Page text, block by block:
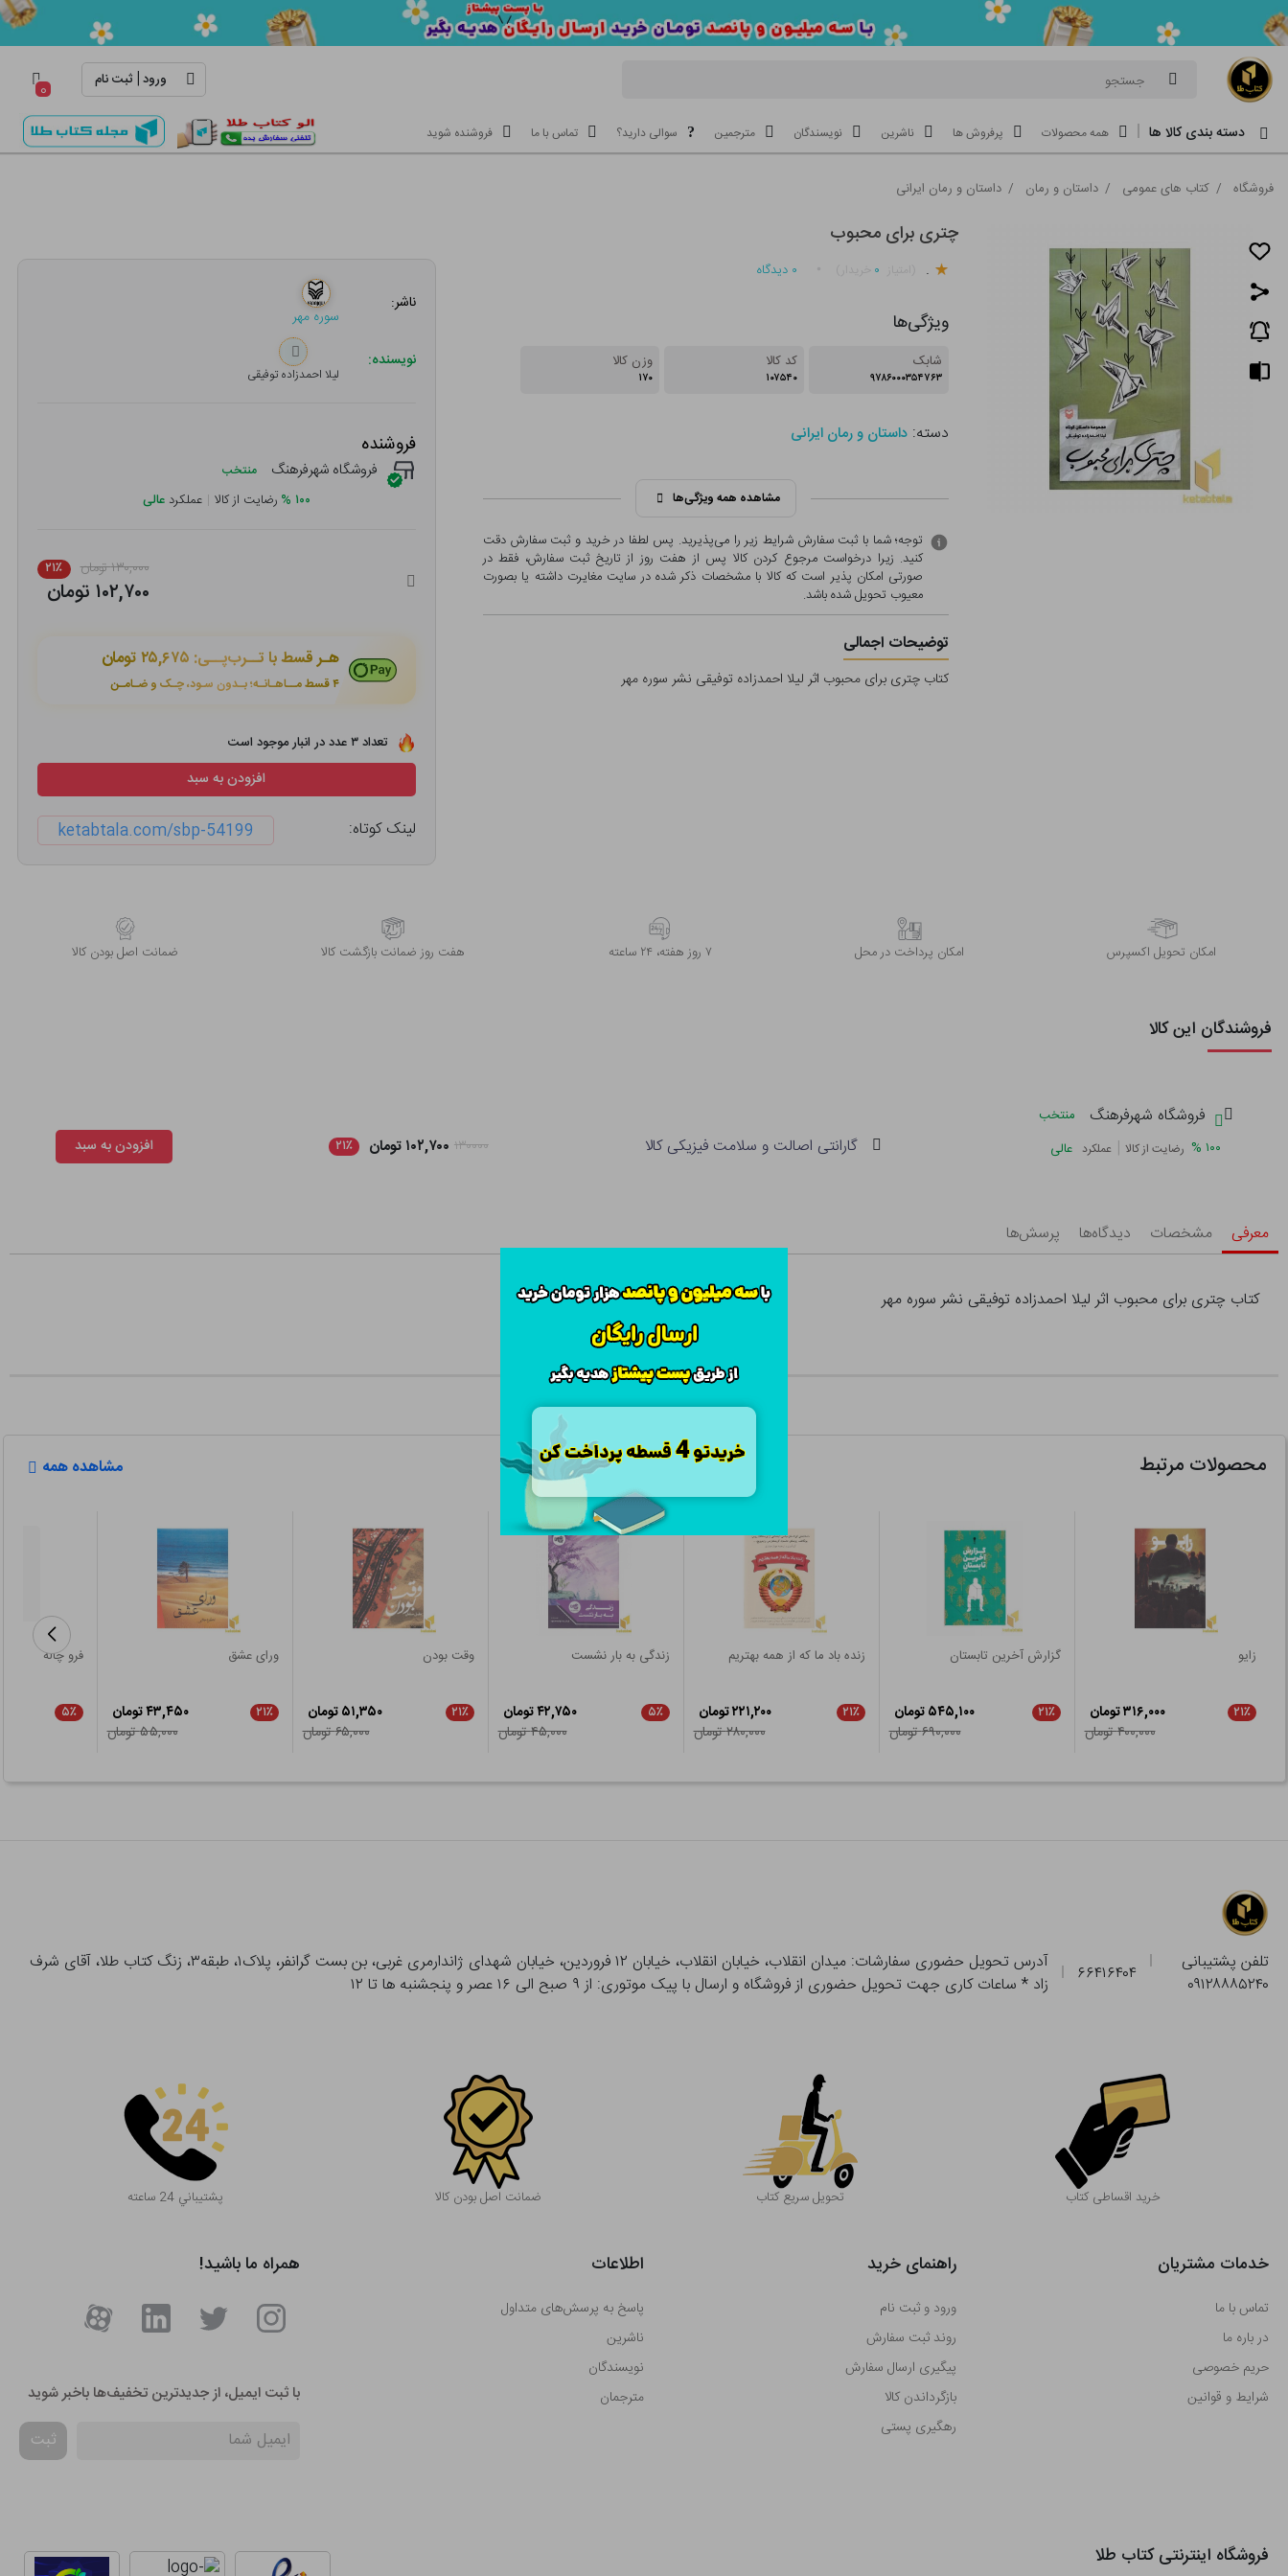
جستجو ورود| ثبت نام ۰
دسته بندی کالا ها همه محصولات پرفروش ها ناشرین نویسندگان مترجمین سوالی دارید؟ تماس با ما فروشنده شوید
فروشگاه / کتاب های عمومی / داستان و رمان / داستان و رمان ایرانی
چتری برای محبوب
. ۰ ۰ دیدگاه
ویژگی‌ها
شابک
۹۷۸۶۰۰۰۳۵۴۷۶۳
کد کالا
۱۰۷۵۴۰
وزن کالا
۱۷۰
دسته: داستان و رمان ایرانی
مشاهده همه ویژگی‌ها
توجه؛ شما با ثبت سفارش شرایط زیر را می‌پذیرید. پس لطفا در خرید و ثبت سفارش دقت
کنید. زیرا درخواست مرجوع کردن کالا پس از هفت روز از تاریخ ثبت سفارش، فقط در
صورتی امکان پذیر است که کالا با مشخصات ذکر شده در سایت مغایرت داشته یا بصورت
معيوب تحویل شده باشد.
توضیحات اجمالی
کتاب چتری برای محبوب اثر لیلا احمدزاده توفیقی نشر سوره مهر
ناشر:
سوره مهر
نویسنده:
لیلا احمدزاده توفیقی
فروشنده
فروشگاه شهرفرهنگ منتخب
۱۰۰ % رضایت از کالا | عملکرد عالی
۱۳۰,۰۰۰ تومان ۲۱٪
۱۰۲,۷۰۰ تومان
هـر قسط با تــرب‌پــی: ۲۵,۶۷۵ تومان
۴ قسط مــاهـانـه؛ بـدون سـود، چـک و ضـامـن
تعداد ۳ عدد در انبار موجود است
افزودن به سبد
لینک کوتاه: ketabtala.com/sbp-54199
اﻣﮑﺎن ﺗﺤﻮﯾﻞ اﮐﺴﭙﺮس امکان پرداخت در محل ۷ روز ﻫﻔﺘﻪ، ۲۴ ﺳﺎﻋﺘﻪ هفت روز ضمانت بازگشت کالا ﺿﻤﺎﻧﺖ اﺻﻞ ﺑﻮدن ﮐﺎﻟﺎ
فروشندگان این کالا
فروشگاه شهرفرهنگ
منتخب
۱۰۰ % رضایت از کالا | عملکرد عالی گارانتی اصالت و سلامت فیزیکی کالا ۱۳۰۰۰۰ ۱۰۲,۷۰۰ تومان ۲۱٪ افزودن به سبد
معرفی مشخصات دیدگاه‌ها پرسش‌ها
کتاب چتری برای محبوب اثر لیلا احمدزاده توفیقی نشر سوره مهر
محصولات مرتبط مشاهده همه
زایو
۲۱٪
۳۱۶,۰۰۰ تومان
۴۰۰,۰۰۰ تومان
گزارش آخرین تابستان
۲۱٪
۵۴۵,۱۰۰ تومان
۶۹۰,۰۰۰ تومان
زنده باد ما که از همه بهتریم
۲۱٪
۲۲۱,۲۰۰ تومان
۲۸۰,۰۰۰ تومان
زندگی به بار نشست
۵٪
۴۲,۷۵۰ تومان
۴۵,۰۰۰ تومان
وقت بودن
۲۱٪
۵۱,۳۵۰ تومان
۶۵,۰۰۰ تومان
ورای عشق
۲۱٪
۴۳,۴۵۰ تومان
۵۵,۰۰۰ تومان
فرو چاله
۵٪
تلفن پشتیبانی
۰۹۱۲۸۸۸۵۲۴۰
۶۶۴۱۶۴۰۴
آدرس تحویل حضوری سفارشات: میدان انقلاب، خیابان انقلاب، خیابان ۱۲ فروردین، خیابان شهدای ژاندارمری غربی، بن بست گرانفر، پلاک۱، طبقه۳، زنگ کتاب طلا، آقای شرف
زاد * ساعات کاری جهت تحویل حضوری از فروشگاه و ارسال با پیک موتوری: از ۹ صبح الی ۱۶ عصر و پنجشنبه ها تا ۱۲
خرید اقساطی کتاب تحویل سریع کتاب
بصورت حضوری از آدرس تحویل حضوری سفارش خود را بدون هیچ هزینه ای تحویل بگیرید.
ضمانت اصل بودن کالا پشتيباني 24 ساعته
خدمات مشتریان
تماس با ما
در باره ما
حریم خصوصی
شرایط و قوانین
راهنمای خرید
ورود و ثبت نام
روند ثبت سفارش
پیگیری ارسال سفارش
بازگرداندن کالا
رهگیری پستی
اطلاعات
پاسخ به پرسش‌های متداول
ناشرین
نویسندگان
مترجمان
همراه ما باشید!
با ثبت ایمیل، از جدید‌ترین تخفیف‌ها با‌خبر شوید
ثبت
فروشگاه اینترنتی کتاب طلا